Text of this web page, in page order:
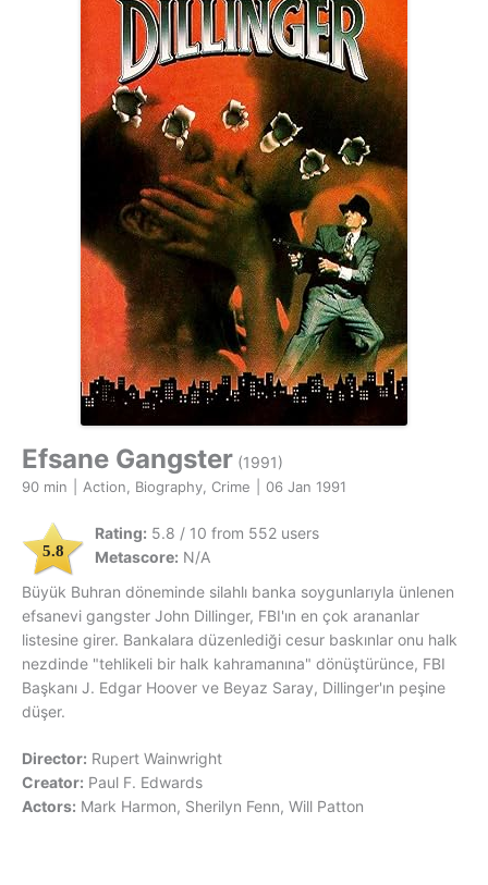
Efsane Gangster (1991)
90 min Action, Biography, Crime 06 Jan 1991
5.8
Rating: 5.8 / 10 from 552 users
Metascore: N/A
Büyük Buhran döneminde silahlı banka soygunlarıyla ünlenen
efsanevi gangster John Dillinger, FBI'ın en çok arananlar
listesine girer. Bankalara düzenlediği cesur baskınlar onu halk
nezdinde "tehlikeli bir halk kahramanına" dönüştürünce, FBI
Başkanı J. Edgar Hoover ve Beyaz Saray, Dillinger'ın peşine
düşer.
Director: Rupert Wainwright
Creator: Paul F. Edwards
Actors: Mark Harmon, Sherilyn Fenn, Will Patton